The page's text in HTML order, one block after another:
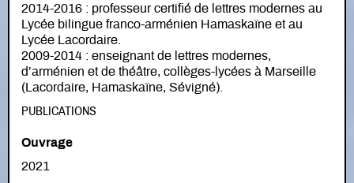
2014-2016 : professeur certifié de lettres modernes au
Lycée bilingue franco-arménien Hamaskaïne et au
Lycée Lacordaire.
2009-2014 : enseignant de lettres modernes,
d’arménien et de théâtre, collèges-lycées à Marseille
(Lacordaire, Hamaskaïne, Sévigné).
PUBLICATIONS
Ouvrage
2021